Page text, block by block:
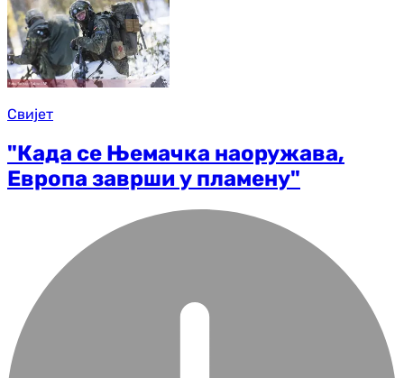
Свијет
"Када се Њемачка наоружава,
Европа заврши у пламену"